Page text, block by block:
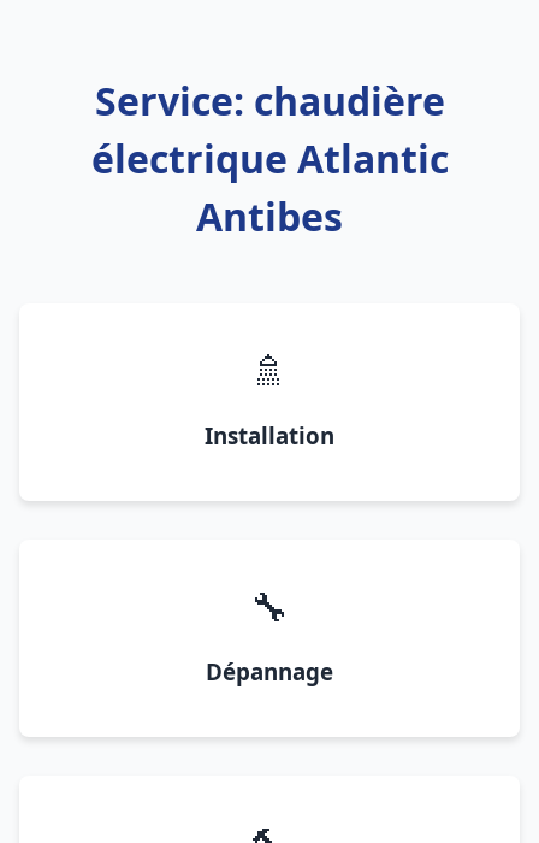
Service: chaudière
électrique Atlantic
Antibes
🚿
Installation
🔧
Dépannage